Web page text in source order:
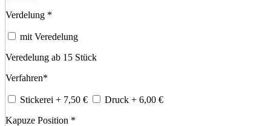
Verdelung *
mit Veredelung
Veredelung ab 15 Stück
Verfahren*
Stickerei + 7,50 € Druck + 6,00 €
Kapuze Position *